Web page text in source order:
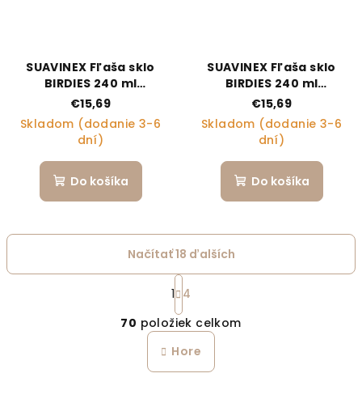
SUAVINEX Fľaša sklo
BIRDIES 240 ml
fyziologická SX PRO +0
SF - zelená
€15,69
Skladom (dodanie 3-6
dní)
Do košíka
SUAVINEX Fľaša sklo
BIRDIES 240 ml
fyziologická SX PRO +0
SF - ružová
€15,69
Skladom (dodanie 3-6
dní)
Do košíka
Ovládacie prvky
Načítať 18 ďalších
Stránkovanie
1 4
70 položiek celkom
Hore